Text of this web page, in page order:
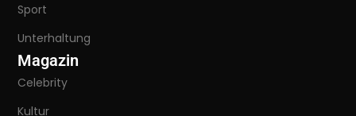
Sport
Unterhaltung
Magazin
Celebrity
Kultur